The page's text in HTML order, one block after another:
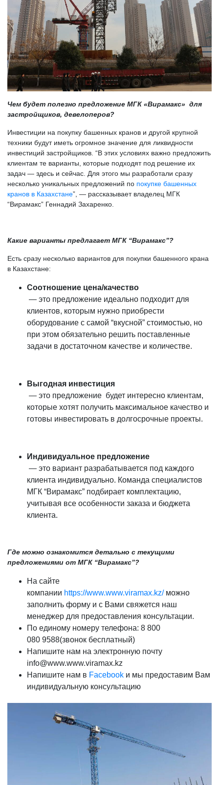
Чем будет полезно предложение МГК «Вирамакс» для
застройщиков, девелоперов?
Инвестиции на покупку башенных кранов и другой крупной
техники будут иметь огромное значение для ликвидности
инвестиций застройщиков. “В этих условиях важно предложить
клиентам те варианты, которые подходят под решение их
задач — здесь и сейчас. Для этого мы разработали сразу
несколько уникальных предложений по покупке башенных
кранов в Казахстане”, — рассказывает владелец МГК
“Вирамакс” Геннадий Захаренко.
Какие варианты предлагает МГК “Вирамакс”?
Есть сразу несколько вариантов для покупки башенного крана
в Казахстане:
Соотношение цена/качество
— это предложение идеально подходит для
клиентов, которым нужно приобрести
оборудование с самой “вкусной” стоимостью, но
при этом обязательно решить поставленные
задачи в достаточном качестве и количестве.
Выгодная инвестиция
— это предложение будет интересно клиентам,
которые хотят получить максимальное качество и
готовы инвестировать в долгосрочные проекты.
Индивидуальное предложение
— это вариант разрабатывается под каждого
клиента индивидуально. Команда специалистов
МГК “Вирамакс” подбирает комплектацию,
учитывая все особенности заказа и бюджета
клиента.
Где можно ознакомится детально с текущими
предложениями от МГК “Вирамакс”?
На сайте
компании https://www.www.viramax.kz/можно
заполнить форму и с Вами свяжется наш
менеджер для предоставления консультации.
По единому номеру телефона: 8 800
080 9588(звонок бесплатный)
Напишите нам на электронную почту
info@www.www.viramax.kz
Напишите нам в Facebook и мы предоставим Вам
индивидуальную консультацию